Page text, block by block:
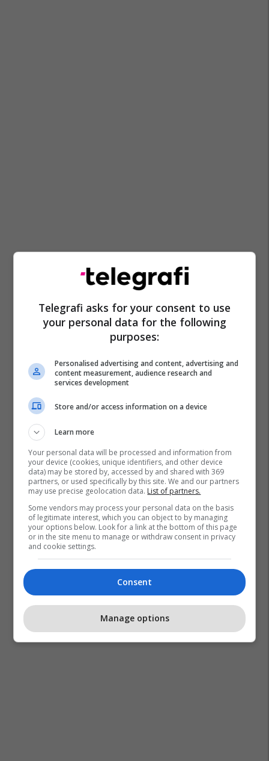
Telegrafi asks for your consent to use
your personal data for the following
purposes:
Personalised advertising and content, advertising and
content measurement, audience research and
services development
Store and/or access information on a device
Learn more
Your personal data will be processed and information from
your device (cookies, unique identifiers, and other device
data) may be stored by, accessed by and shared with 369
partners, or used specifically by this site. We and our partners
may use precise geolocation data. List of partners.
Some vendors may process your personal data on the basis
of legitimate interest, which you can object to by managing
your options below. Look for a link at the bottom of this page
or in the site menu to manage or withdraw consent in privacy
and cookie settings.
Consent
Manage options